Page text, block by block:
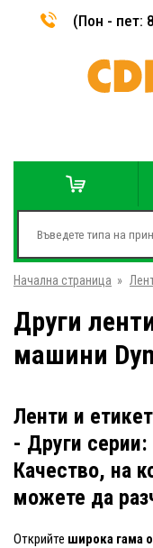
(Пон - пет:
Начална страница »
Други
машини
Ленти и
- Други серии:
Качество, на
можете да
Открийте широка гама